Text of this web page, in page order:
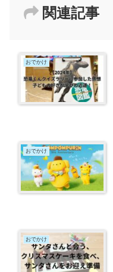
関連記事
おでかけ
おでかけ
おでかけ